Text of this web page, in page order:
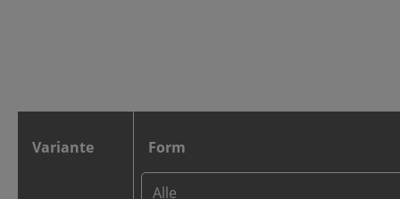
Variante Form